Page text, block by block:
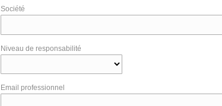
Société
Niveau de responsabilité
Email professionnel